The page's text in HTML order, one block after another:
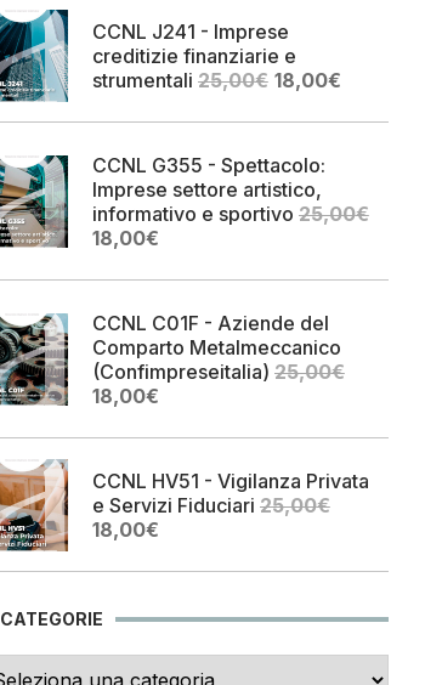
25,00€.
CCNL J241 - Imprese
creditizie finanziarie e
strumentali 25,00€ Il
originale
25,00€.
18,00€Il
attuale
CCNL G355 - Spettacolo:
Imprese settore artistico,
informativo e sportivo 25,00€
Il
originale
25,00€.
18,00€Il
attuale
18,00€.
CCNL C01F - Aziende del
Comparto Metalmeccanico
(Confimpreseitalia) 25,00€
Il
originale
25,00€.
18,00€Il
attuale
18,00€.
CCNL HV51 - Vigilanza Privata
e Servizi Fiduciari 25,00€
Il
originale
25,00€.
18,00€Il
attuale
18,00€.
CATEGORIE